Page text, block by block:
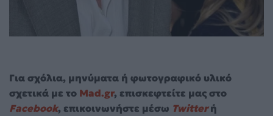
Για σχόλια, μηνύματα ή φωτογραφικό υλικό
σχετικά με το Mad.gr, επισκεφτείτε μας στο
Facebook, επικοινωνήστε μέσω Twitterή